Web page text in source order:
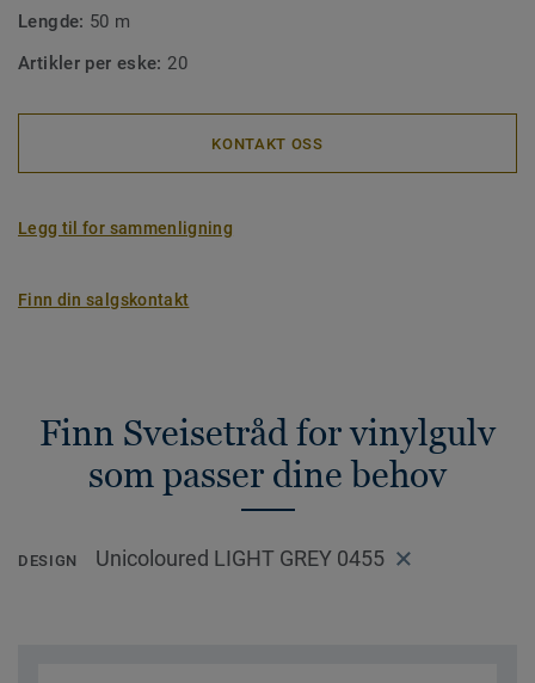
Lengde: 50 m
Artikler per eske: 20
KONTAKT OSS
Legg til for sammenligning
Finn din salgskontakt
Finn Sveisetråd for vinylgulv
som passer dine behov
DESIGN Unicoloured LIGHT GREY 0455